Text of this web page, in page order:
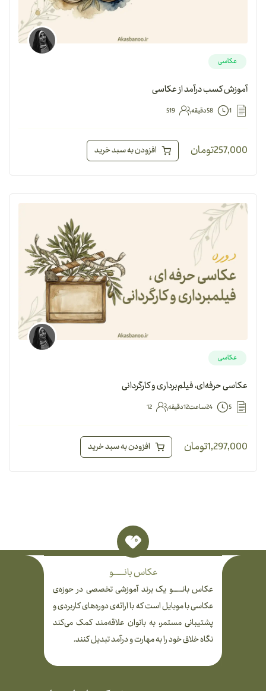
عکاسی
آموزش کسب درآمد از عکاسی
1 58دقیقه 519
257,000تومان افزودن به سبد خرید
عکاسی
عکاسی حرفه‌ای، فیلم‌برداری و کارگردانی
5 24ساعت12دقیقه 12
1,297,000تومان افزودن به سبد خرید
عکاس بانـــــــــو
عکاس بانــــــــو یک برند آموزشی تخصصی در حوزه‌ی
عکاسی با موبایل است که با ارائه‌ی دوره‌های کاربردی و
پشتیبانی مستمر، به بانوان علاقه‌مند کمک می‌کند
نگاه خلاق خود را به مهارت و درآمد تبدیل کنند.